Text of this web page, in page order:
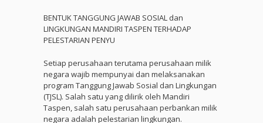
BENTUK TANGGUNG JAWAB SOSIAL dan
LINGKUNGAN MANDIRI TASPEN TERHADAP
PELESTARIAN PENYU
Setiap perusahaan terutama perusahaan milik
negara wajib mempunyai dan melaksanakan
program Tanggung Jawab Sosial dan Lingkungan
(TJSL). Salah satu yang dilirik oleh Mandiri
Taspen, salah satu perusahaan perbankan milik
negara adalah pelestarian lingkungan.